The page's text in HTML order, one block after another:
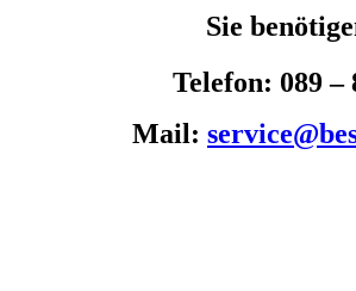
Sie
Telefon: 089 –
Mail: